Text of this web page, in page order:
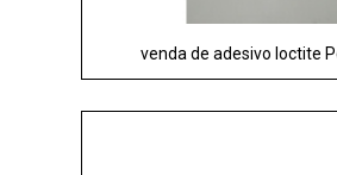
venda de adesivo loctite